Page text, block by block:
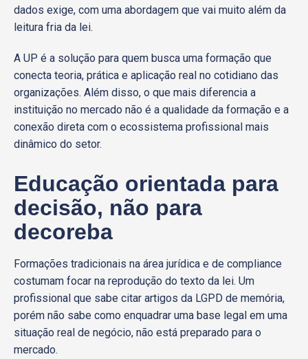
dados exige, com uma abordagem que vai muito além da
leitura fria da lei.
A UP é a solução para quem busca uma formação que
conecta teoria, prática e aplicação real no cotidiano das
organizações. Além disso, o que mais diferencia a
instituição no mercado não é a qualidade da formação e a
conexão direta com o ecossistema profissional mais
dinâmico do setor.
Educação orientada para
decisão, não para
decoreba
Formações tradicionais na área jurídica e de compliance
costumam focar na reprodução do texto da lei. Um
profissional que sabe citar artigos da LGPD de memória,
porém não sabe como enquadrar uma base legal em uma
situação real de negócio, não está preparado para o
mercado.